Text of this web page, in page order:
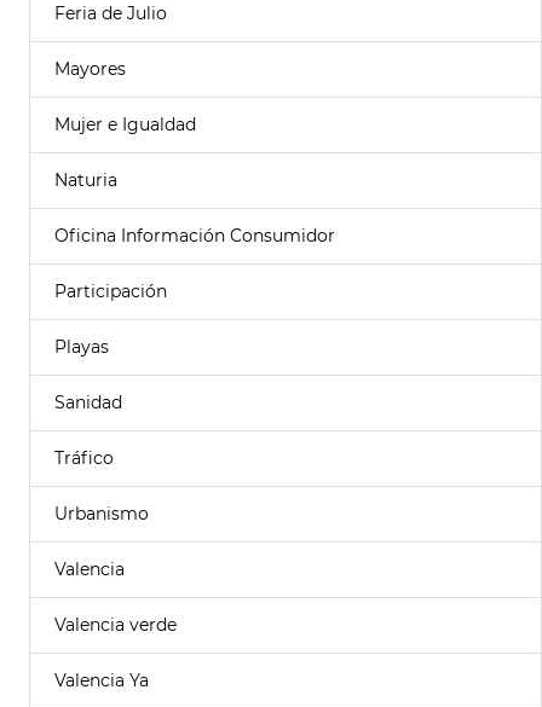
Feria de Julio
Mayores
Mujer e Igualdad
Naturia
Oficina Información Consumidor
Participación
Playas
Sanidad
Tráfico
Urbanismo
Valencia
Valencia verde
Valencia Ya